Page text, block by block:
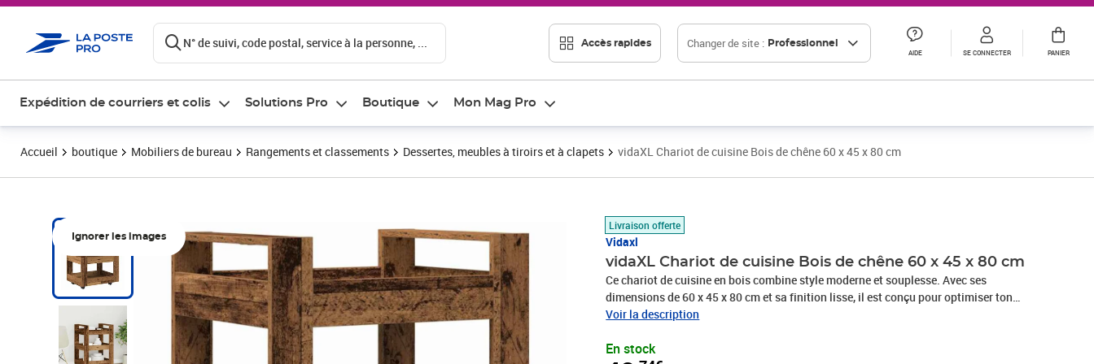
N° de suivi, code postal, service à la personne, ... Accès rapides Changer de site : Professionnel
AIDE SE CONNECTER PANIER
Expédition de courriers et colis Solutions Pro Boutique Mon Mag Pro
Accueil boutique Mobiliers de bureau Rangements et classements Dessertes, meubles à tiroirs et à clapets vidaXL Chariot de cuisine Bois de chêne 60 x 45 x 80 cm
Ignorer les images
Livraison offerte
Vidaxl
vidaXL Chariot de cuisine Bois de chêne 60 x 45 x 80 cm
Ce chariot de cuisine en bois combine style moderne et souplesse. Avec ses
dimensions de 60 x 45 x 80 cm et sa finition lisse, il est conçu pour optimiser ton
efficacité tout en embellissant ton espace. Que ce soit pour préparer des repas, servir
avec aisance et élégance. Matériaux Fabriqué en bois d'ingénierie pour plus de
Voir la description
En stock
Prix 40,74€